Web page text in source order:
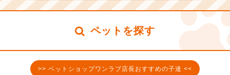
ペットを探す
>> ペットショップワンラブ店長おすすめの子達 <<